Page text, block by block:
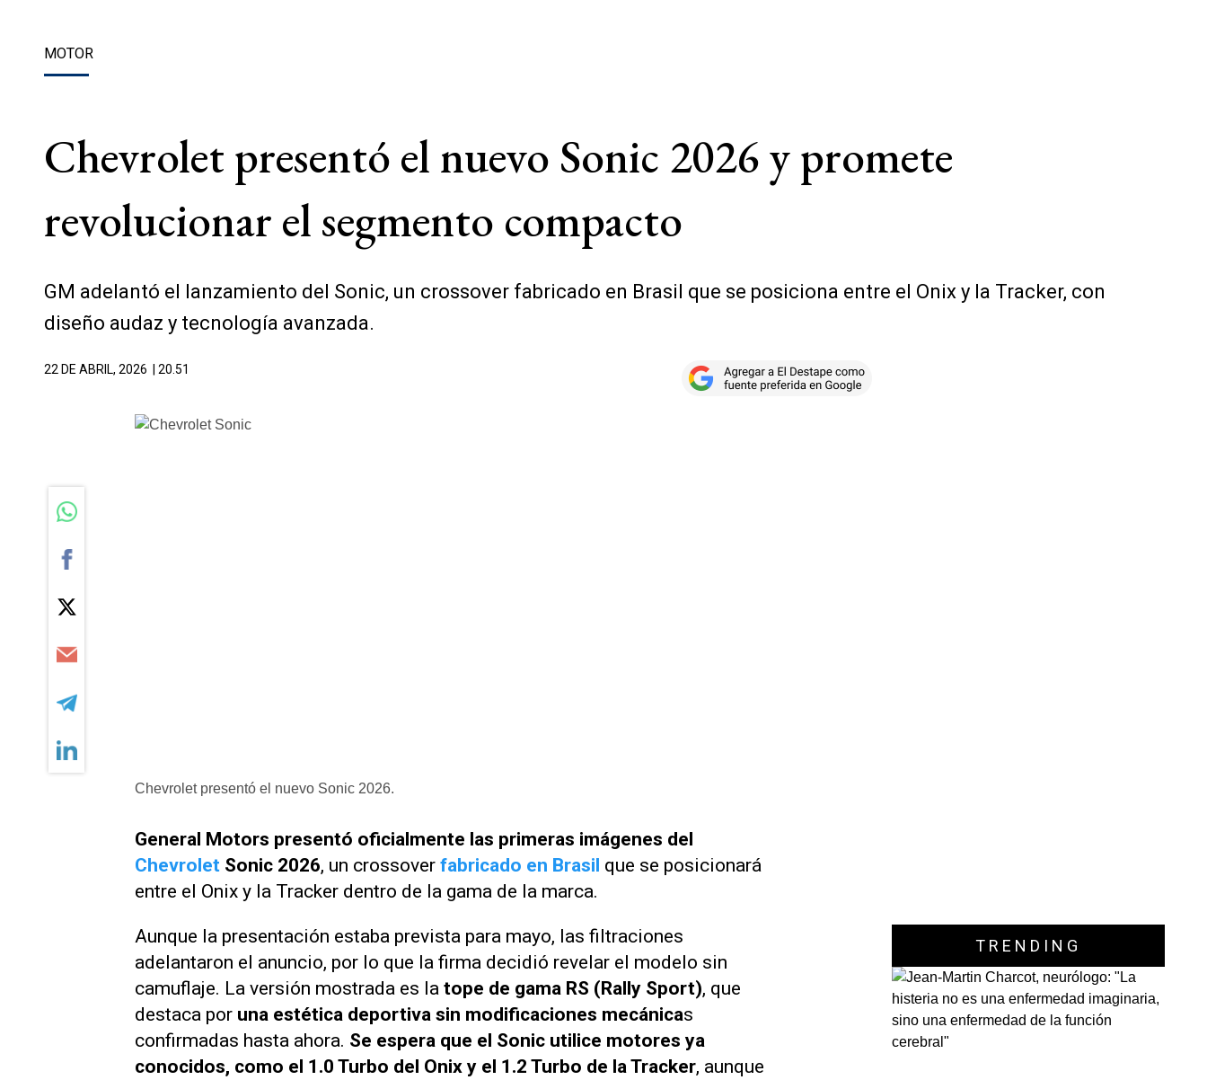
MOTOR
Chevrolet presentó el nuevo Sonic 2026 y promete
revolucionar el segmento compacto
GM adelantó el lanzamiento del Sonic, un crossover fabricado en Brasil que se posiciona entre el Onix y la Tracker, con
diseño audaz y tecnología avanzada.
22 DE ABRIL, 2026 | 20.51
Chevrolet presentó el nuevo Sonic 2026.
General Motors presentó oficialmente las primeras imágenes del
Chevrolet Sonic 2026, un crossover fabricado en Brasil que se posicionará
entre el Onix y la Tracker dentro de la gama de la marca.
Aunque la presentación estaba prevista para mayo, las filtraciones
adelantaron el anuncio, por lo que la firma decidió revelar el modelo sin
camuflaje. La versión mostrada es la tope de gama RS (Rally Sport), que
destaca por una estética deportiva sin modificaciones mecánicas
confirmadas hasta ahora. Se espera que el Sonic utilice motores ya
conocidos, como el 1.0 Turbo del Onix y el 1.2 Turbo de la Tracker, aunque
TRENDING